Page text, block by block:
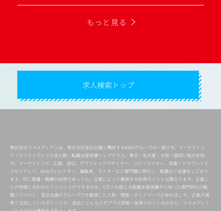
もっと見る
求人検索トップ
株式会社マスメディアンは、株式会社宣伝会議と構成するKAIGIグループの一員です。マーケティン
グ・クリエイティブの求人数・転職支援実績トップクラス。東京・名古屋・大阪・福岡に拠点を持
ち、マーケティング、広報、宣伝、グラフィックデザイナー、コピーライター、営業・アカウントエ
グゼクティブ、Webディレクター、編集者、ライターなど専門職に特化し、転職のご支援をしており
ます。同じ業種・職種の採用であっても、企業によって重視する採用ポイントは異なります。企業ご
との特徴に合わせたアドバイスができるのも、6万人を超える転職支援実績から培った専門特化の転
職ノウハウと、宣伝会議のグループ力を駆使した人脈・情報・ネットワークがあればこそ。企業が選
考で注目しているポイントや、過去にどんな人がプラス評価・採用されているかなど、マスメディア